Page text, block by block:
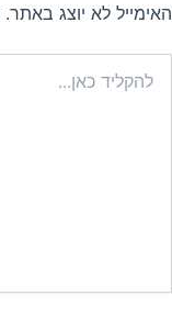
האימייל לא יוצג באתר.
כאן...